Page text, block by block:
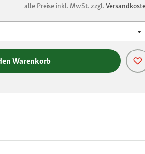
alle Preise inkl. MwSt. zzgl.
Warenkorb